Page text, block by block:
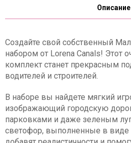
Описание
Создайте свой собственный
набором от Lorena Canals! Этот
комплект станет прекрасным
водителей и строителей.
В наборе вы найдете мягкий
изображающий городскую
парковками и даже зеленым
светофор, выполненные в виде